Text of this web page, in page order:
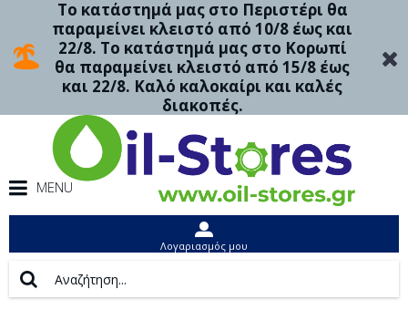
Το κατάστημά μας στο Περιστέρι θα
παραμείνει κλειστό από 10/8 έως και
22/8. Το κατάστημά μας στο Κορωπί
θα παραμείνει κλειστό από 15/8 έως
και 22/8. Καλό καλοκαίρι και καλές
διακοπές.
MENU
Λογαριασμός μου